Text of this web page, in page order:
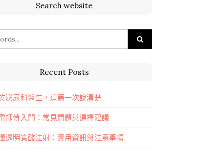
Search website
Recent Posts
泌尿科醫生，這篇一次說清楚
師傅入門：常見問題與選擇建議
透明質酸注射：實用資訊與注意事項